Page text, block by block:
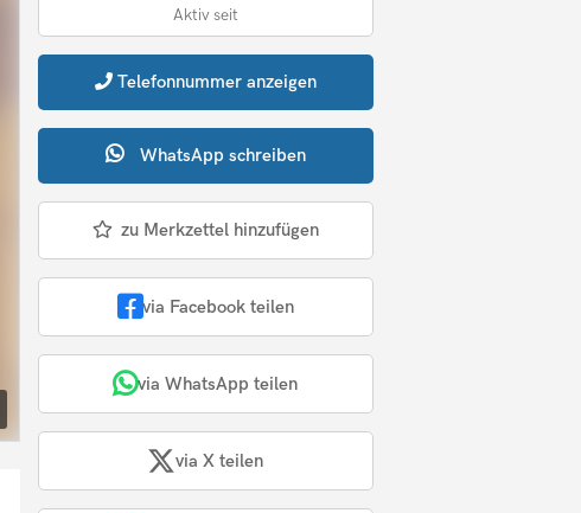
Aktiv seit
Telefonnummer anzeigen
WhatsApp schreiben
zu Merkzettel hinzufügen
via Facebook teilen
via WhatsApp teilen
via X teilen